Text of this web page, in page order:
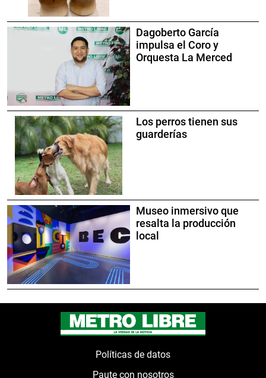
Dagoberto García
impulsa el Coro y
Orquesta La Merced
Los perros tienen sus
guarderías
Museo inmersivo que
resalta la producción
local
Políticas de datos
Paute con nosotros